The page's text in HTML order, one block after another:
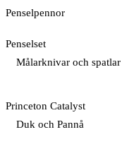
Penselpennor
Penselset
Målarknivar och spatlar
Princeton Catalyst
Duk och Pannå